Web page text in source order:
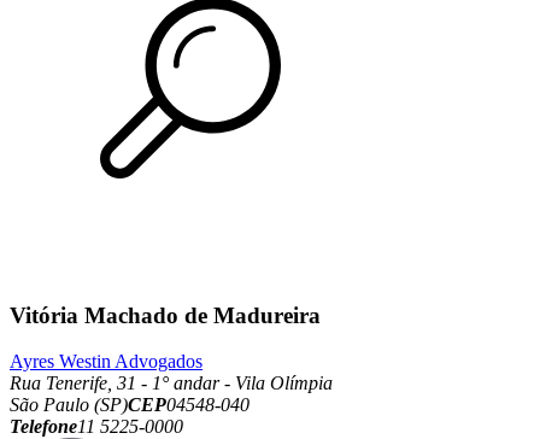
Vitória Machado de Madureira
Ayres Westin Advogados
Rua Tenerife, 31 - 1° andar - Vila Olímpia
São Paulo (SP)CEP04548-040
Telefone11 5225-0000